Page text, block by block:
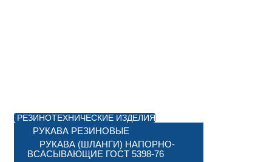
РЕЗИНОТЕХНИЧЕСКИЕ ИЗДЕЛИЯ
РУКАВА РЕЗИНОВЫЕ
РУКАВА (ШЛАНГИ) НАПОРНО-
ВСАСЫВАЮЩИЕ ГОСТ 5398-76